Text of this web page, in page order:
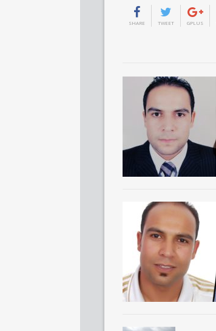
SHARE TWEET GPLUS